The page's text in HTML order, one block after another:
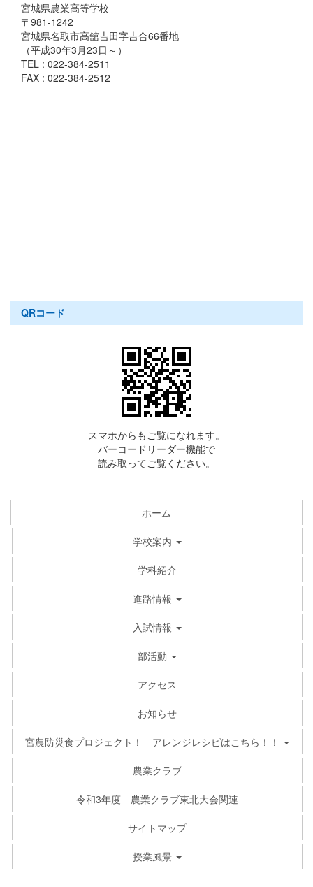
宮城県農業高等学校
〒981-1242
宮城県名取市高舘吉田字吉合66番地
（平成30年3月23日～）
TEL : 022-384-2511
FAX : 022-384-2512
QRコード
スマホからもご覧になれます。
バーコードリーダー機能で
読み取ってご覧ください。
ホーム
学校案内
学科紹介
進路情報
入試情報
部活動
アクセス
お知らせ
宮農防災食プロジェクト！ アレンジレシピはこちら！！
農業クラブ
令和3年度 農業クラブ東北大会関連
サイトマップ
授業風景